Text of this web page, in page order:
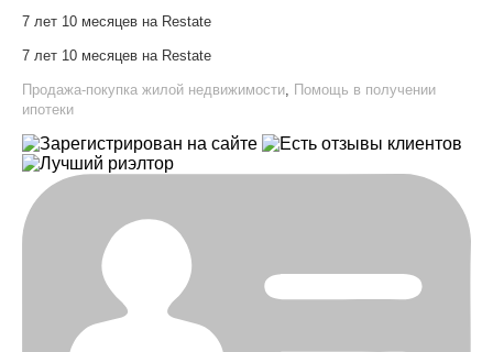
7 лет 10 месяцев на Restate
7 лет 10 месяцев на Restate
Продажа-покупка жилой недвижимости Помощь в получении
ипотеки